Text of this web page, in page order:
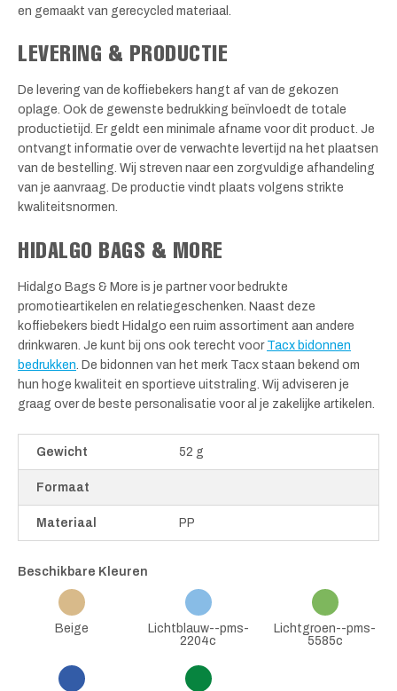
en gemaakt van gerecycled materiaal.
LEVERING & PRODUCTIE
De levering van de koffiebekers hangt af van de gekozen
oplage. Ook de gewenste bedrukking beïnvloedt de totale
productietijd. Er geldt een minimale afname voor dit product. Je
ontvangt informatie over de verwachte levertijd na het plaatsen
van de bestelling. Wij streven naar een zorgvuldige afhandeling
van je aanvraag. De productie vindt plaats volgens strikte
kwaliteitsnormen.
HIDALGO BAGS & MORE
Hidalgo Bags & More is je partner voor bedrukte
promotieartikelen en relatiegeschenken. Naast deze
koffiebekers biedt Hidalgo een ruim assortiment aan andere
drinkwaren. Je kunt bij ons ook terecht voor Tacx bidonnen
bedrukken . De bidonnen van het merk Tacx staan bekend om
hun hoge kwaliteit en sportieve uitstraling. Wij adviseren je
graag over de beste personalisatie voor al je zakelijke artikelen.
Gewicht 52 g
Formaat
Materiaal PP
Beschikbare Kleuren
Beige
Lichtblauw--pms-
2204c
Lichtgroen--pms-
5585c